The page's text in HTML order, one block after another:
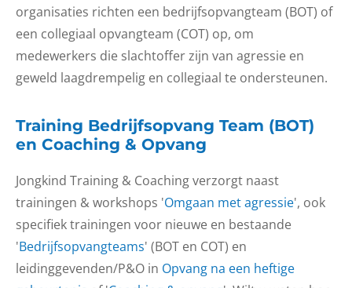
organisaties richten een bedrijfsopvangteam (BOT) of
een collegiaal opvangteam (COT) op, om
medewerkers die slachtoffer zijn van agressie en
geweld laagdrempelig en collegiaal te ondersteunen.
Training Bedrijfsopvang Team (BOT)
en Coaching & Opvang
Jongkind Training & Coaching verzorgt naast
trainingen & workshops 'Omgaan met agressie', ook
specifiek trainingen voor nieuwe en bestaande
'Bedrijfsopvangteams' (BOT en COT) en
leidinggevenden/P&O in Opvang na een heftige